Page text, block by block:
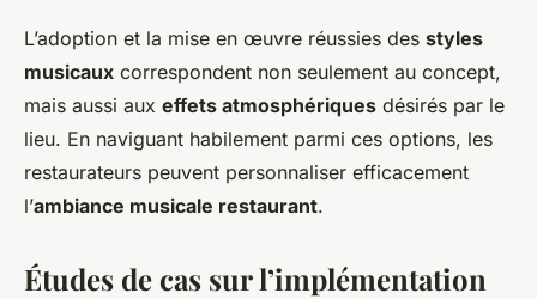
L’adoption et la mise en œuvre réussies des styles
musicaux correspondent non seulement au concept,
mais aussi aux effets atmosphériques désirés par le
lieu. En naviguant habilement parmi ces options, les
restaurateurs peuvent personnaliser efficacement
l’ambiance musicale restaurant.
Études de cas sur l’implémentation